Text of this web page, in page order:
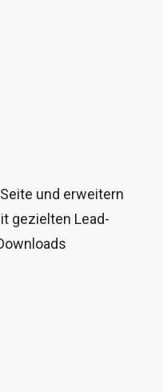
und erweitern
gezielten Lead-